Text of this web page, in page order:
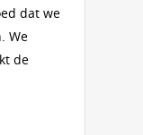
dat we
We
de